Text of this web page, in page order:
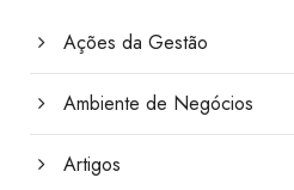
Ações da Gestão
Ambiente de Negócios
Artigos